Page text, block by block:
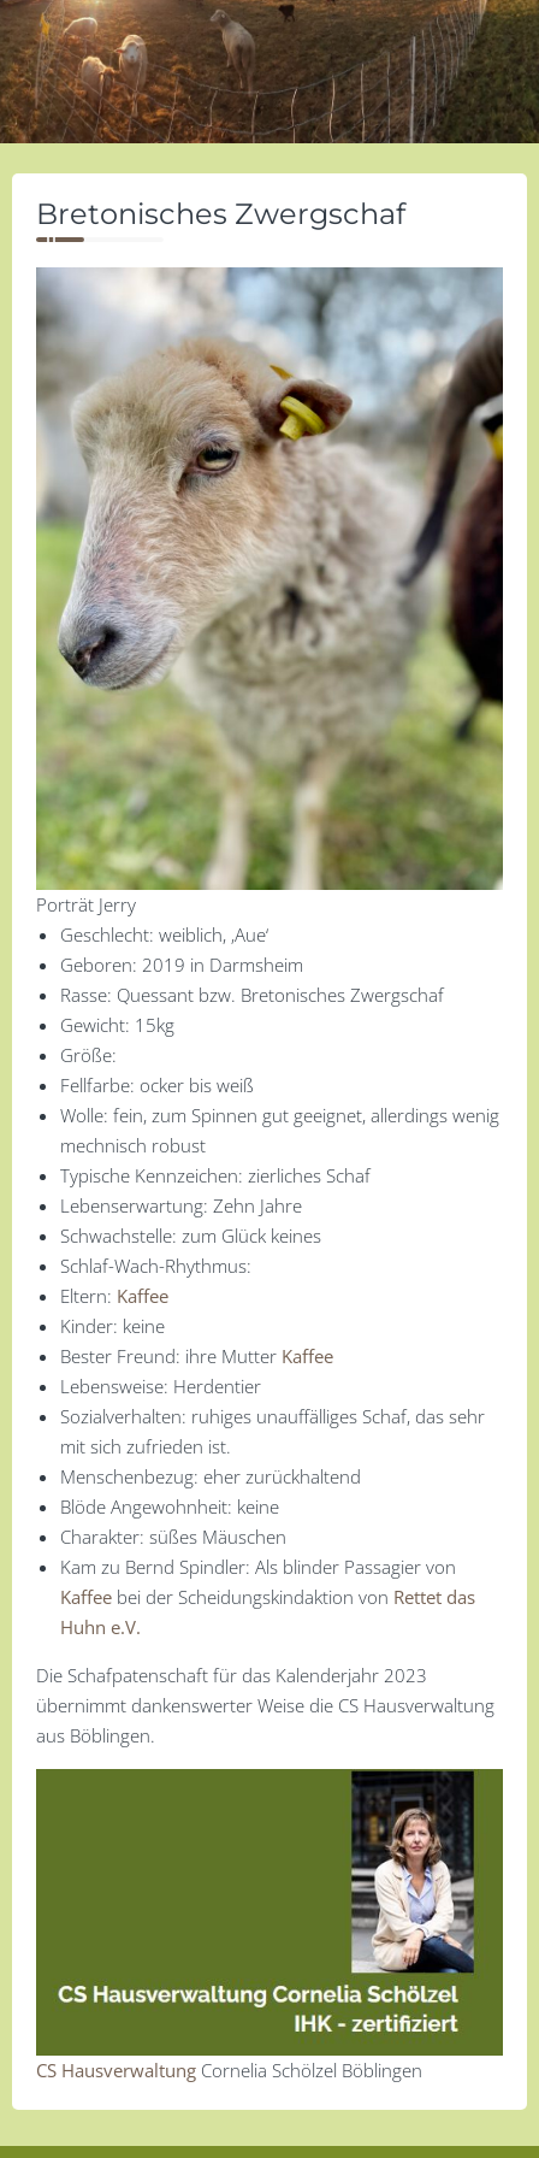
Bretonisches Zwergschaf
Porträt Jerry
Geschlecht: weiblich, ‚Aue‘
Geboren: 2019 in Darmsheim
Rasse: Quessant bzw. Bretonisches Zwergschaf
Gewicht: 15kg
Größe:
Fellfarbe: ocker bis weiß
Wolle: fein, zum Spinnen gut geeignet, allerdings wenig
mechnisch robust
Typische Kennzeichen: zierliches Schaf
Lebenserwartung: Zehn Jahre
Schwachstelle: zum Glück keines
Schlaf-Wach-Rhythmus:
Eltern: Kaffee
Kinder: keine
Bester Freund: ihre Mutter Kaffee
Lebensweise: Herdentier
Sozialverhalten: ruhiges unauffälliges Schaf, das sehr
mit sich zufrieden ist.
Menschenbezug: eher zurückhaltend
Blöde Angewohnheit: keine
Charakter: süßes Mäuschen
Kam zu Bernd Spindler: Als blinder Passagier von
Kaffee bei der Scheidungskindaktion von Rettet das
Huhn e.V.
Die Schafpatenschaft für das Kalenderjahr 2023
übernimmt dankenswerter Weise die CS Hausverwaltung
aus Böblingen.
CS Hausverwaltung Cornelia Schölzel Böblingen